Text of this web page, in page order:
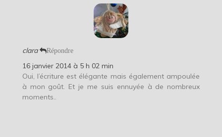
clara Répondre
16 janvier 2014 à 5 h 02 min
Oui, l’écriture est élégante mais également ampoulée
à mon goût. Et je me suis ennuyée à de nombreux
moments..